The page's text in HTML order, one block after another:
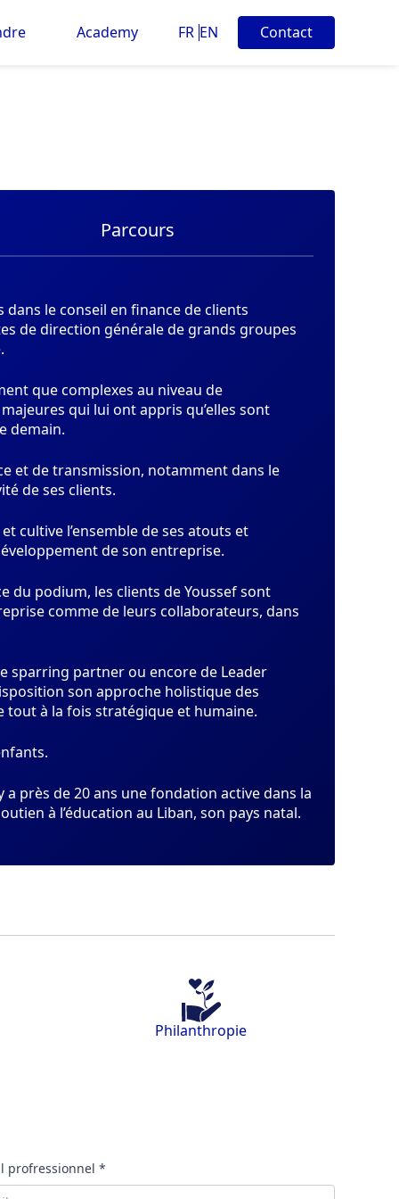
Academy FR EN Contact
Parcours
le conseil en finance de clients
de direction générale de grands groupes
que complexes au niveau de
qui lui ont appris qu’elles sont
demain.
et de transmission, notamment dans le
de ses clients.
cultive l’ensemble de ses atouts et
de son entreprise.
du podium, les clients de Youssef sont
comme de leurs collaborateurs, dans
sparring partner ou encore de Leader
son approche holistique des
tout à la fois stratégique et humaine.
près de 20 ans une fondation active dans la
à l’éducation au Liban, son pays natal.
Philanthropie
profressionnel *